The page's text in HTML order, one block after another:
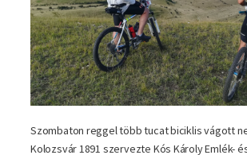
Szombaton reggel több tucat biciklis vágott
Kolozsvár 1891 szervezte Kós Károly Emlék-